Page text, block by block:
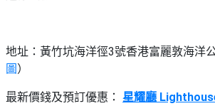
地址：黃竹坑海洋徑3號香港富麗敦海洋
圖）
最新價錢及預訂優惠： 星耀廳